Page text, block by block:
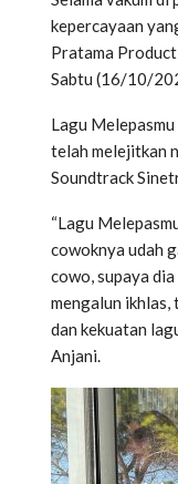
kepercayaan
Pratama
Sabtu (16/10/
Lagu
telah melejitkan
Soundtrack
“Lagu
cowoknya udah
cowo, supaya
mengalun ikhlas,
dan kekuatan
Anjani.